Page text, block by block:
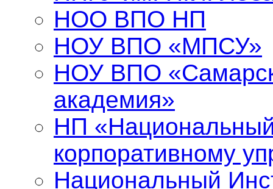
НОО ВПО НП
НОУ ВПО «МПСУ»
НОУ ВПО
академия»
НП
корпоративному
Национальный